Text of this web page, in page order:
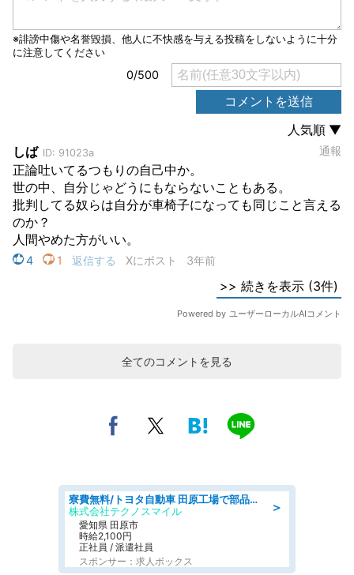
全てのコメントを見る
＞
寮費無料/トヨタ自動車 田原工場で部品の組立製造/tutumi
株式会社テクノスマイル
愛知県 田原市
時給2,100円
正社員 / 派遣社員
スポンサー：求人ボックス